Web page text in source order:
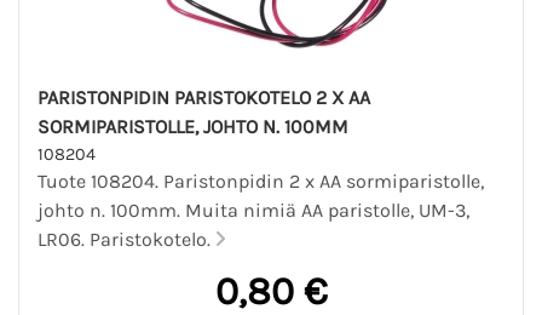
PARISTONPIDIN PARISTOKOTELO 2 X AA
SORMIPARISTOLLE, JOHTO N. 100MM
108204
Tuote 108204. Paristonpidin 2 x AA sormiparistolle,
johto n. 100mm. Muita nimiä AA paristolle, UM-3,
LR06. Paristokotelo.
0,80 €